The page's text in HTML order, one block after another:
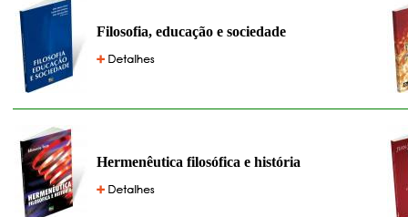
Filosofia, educação e sociedade
Hermenêutica filosófica e história